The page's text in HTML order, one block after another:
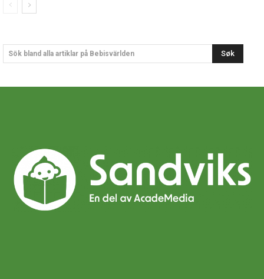
Sök bland alla artiklar på Bebisvärlden Søk